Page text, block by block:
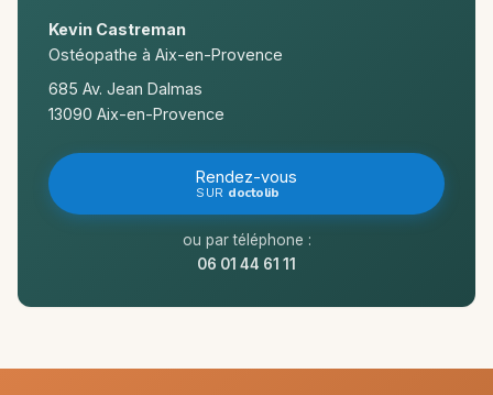
Kevin Castreman
Ostéopathe à Aix-en-Provence
685 Av. Jean Dalmas
13090 Aix-en-Provence
Rendez-vous
SUR doctolib
ou par téléphone :
06 01 44 61 11